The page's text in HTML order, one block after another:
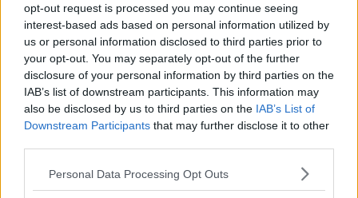
opt-out request is processed you may continue seeing
interest-based ads based on personal information utilized by
us or personal information disclosed to third parties prior to
your opt-out. You may separately opt-out of the further
disclosure of your personal information by third parties on the
IAB’s list of downstream participants. This information may
also be disclosed by us to third parties on the IAB’s List of
Downstream Participants that may further disclose it to other
Personal Data Processing Opt Outs